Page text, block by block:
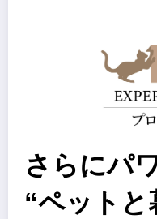
さらにパ
“ペットと